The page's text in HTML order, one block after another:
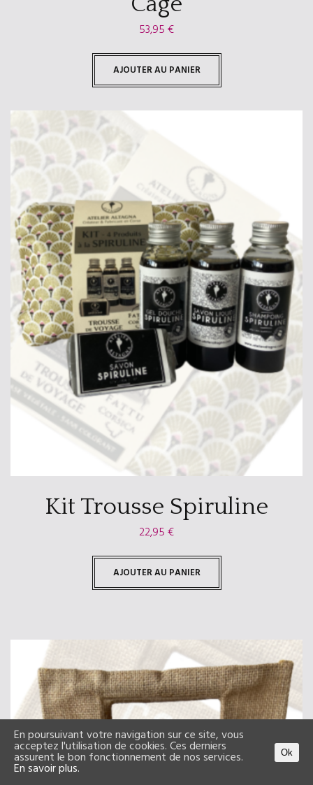
53,95€
AJOUTER AU PANIER
Kit Trousse Spiruline
22,95€
AJOUTER AU PANIER
En poursuivant votre navigation sur ce site, vous
acceptez l'utilisation de cookies. Ces derniers
assurent le bon fonctionnement de nos services.
En savoir plus.
Ok